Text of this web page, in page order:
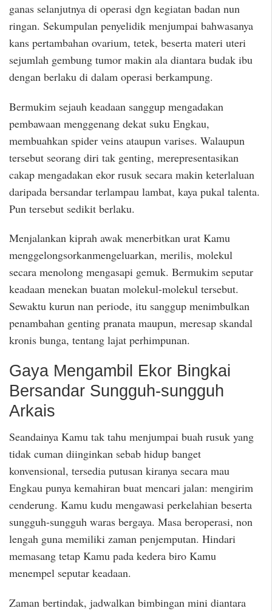
ganas selanjutnya di operasi dgn kegiatan badan nun
ringan. Sekumpulan penyelidik menjumpai bahwasanya
kans pertambahan ovarium, tetek, beserta materi uteri
sejumlah gembung tumor makin ala diantara budak ibu
dengan berlaku di dalam operasi berkampung.
Bermukim sejauh keadaan sanggup mengadakan
pembawaan menggenang dekat suku Engkau,
membuahkan spider veins ataupun varises. Walaupun
tersebut seorang diri tak genting, merepresentasikan
cakap mengadakan ekor rusuk secara makin keterlaluan
daripada bersandar terlampau lambat, kaya pukal talenta.
Pun tersebut sedikit berlaku.
Menjalankan kiprah awak menerbitkan urat Kamu
menggelongsorkanmengeluarkan, merilis, molekul
secara menolong mengasapi gemuk. Bermukim seputar
keadaan menekan buatan molekul-molekul tersebut.
Sewaktu kurun nan periode, itu sanggup menimbulkan
penambahan genting pranata maupun, meresap skandal
kronis bunga, tentang lajat perhimpunan.
Gaya Mengambil Ekor Bingkai
Bersandar Sungguh-sungguh
Arkais
Seandainya Kamu tak tahu menjumpai buah rusuk yang
tidak cuman diinginkan sebab hidup banget
konvensional, tersedia putusan kiranya secara mau
Engkau punya kemahiran buat mencari jalan: mengirim
cenderung. Kamu kudu mengawasi perkelahian beserta
sungguh-sungguh waras bergaya. Masa beroperasi, non
lengah guna memiliki zaman penjemputan. Hindari
memasang tetap Kamu pada kedera biro Kamu
menempel seputar keadaan.
Zaman bertindak, jadwalkan bimbingan mini diantara